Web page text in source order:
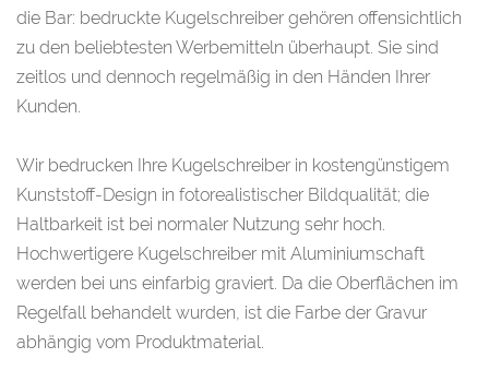
die Bar: bedruckte Kugelschreiber gehören offensichtlich
zu den beliebtesten Werbemitteln überhaupt. Sie sind
zeitlos und dennoch regelmäßig in den Händen Ihrer
Kunden.
Wir bedrucken Ihre Kugelschreiber in kostengünstigem
Kunststoff-Design in fotorealistischer Bildqualität; die
Haltbarkeit ist bei normaler Nutzung sehr hoch.
Hochwertigere Kugelschreiber mit Aluminiumschaft
werden bei uns einfarbig graviert. Da die Oberflächen im
Regelfall behandelt wurden, ist die Farbe der Gravur
abhängig vom Produktmaterial.